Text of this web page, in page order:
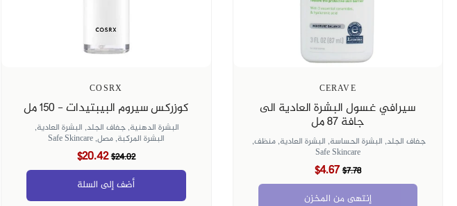
CERAVE
سيرافي غسول البشرة العادية الى
جافة 87 مل
جفاف الجلد, البشرة الحساسة, البشرة العادية,منظف,
Safe Skincare
$7.78
$4.67
إنتهى من المخزن
COSRX
كوزركس سيروم البيبتيدات - 150 مل
البشرة الدهنية,جفاف الجلد, البشرة العادية,
البشرة المركبة,مصل,Safe Skincare
$24.02
$20.42
أضف إلى السلة